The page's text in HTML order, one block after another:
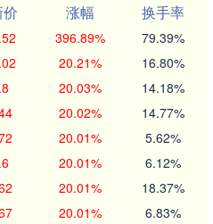
涨幅
换手率
396.89% 79.39%
20.21% 16.80%
20.03% 14.18%
20.02% 14.77%
20.01% 5.62%
20.01% 6.12%
20.01% 18.37%
20.01% 6.83%